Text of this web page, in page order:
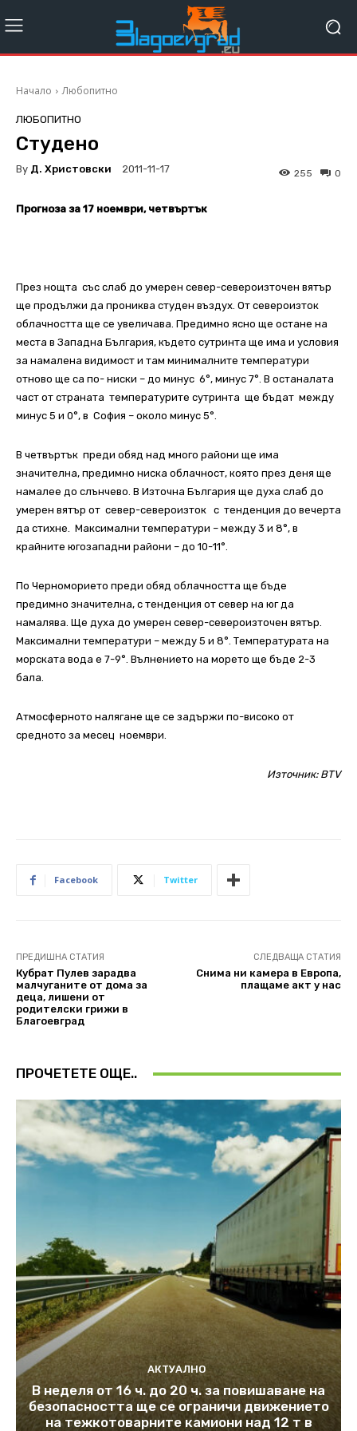
Начало Любопитно
ЛЮБОПИТНО
Студено
By Д. Христовски 2011-11-17 0
255
Прогноза за 17 ноември, четвъртък
През нощта със слаб до умерен север-североизточен вятър
ще продължи да прониква студен въздух. От североизток
облачността ще се увеличава. Предимно ясно ще остане на
места в Западна България, където сутринта ще има и условия
за намалена видимост и там минималните температури
отново ще са по- ниски – до минус 6°, минус 7°. В останалата
част от страната температурите сутринта ще бъдат между
минус 5 и 0°, в София – около минус 5°.
В четвъртък преди обяд над много райони ще има
значителна, предимно ниска облачност, която през деня ще
намалее до слънчево. В Източна България ще духа слаб до
умерен вятър от север-североизток с тенденция до вечерта
да стихне. Максимални температури – между 3 и 8°, в
крайните югозападни райони – до 10-11°.
По Черноморието преди обяд облачността ще бъде
предимно значителна, с тенденция от север на юг да
намалява. Ще духа до умерен север-североизточен вятър.
Максимални температури – между 5 и 8°. Температурата на
морската вода е 7-9°. Вълнението на морето ще бъде 2-3
бала.
Атмосферното налягане ще се задържи по-високо от
средното за месец ноември.
Източник: BTV
Facebook Twitter
ПРЕДИШНА СТАТИЯ
Кубрат Пулев зарадва
малчуганите от дома за
деца, лишени от
родителски грижи в
Благоевград
СЛЕДВАЩА СТАТИЯ
Снима ни камера в Европа,
плащаме акт у нас
ПРОЧЕТЕТЕ ОЩЕ..
АКТУАЛНО
В неделя от 16 ч. до 20 ч. за повишаване на
безопасността ще се ограничи движението
на тежкотоварните камиони над 12 т в